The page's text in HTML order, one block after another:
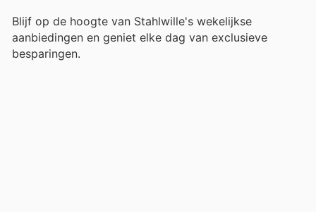
Blijf op de hoogte van Stahlwille's wekelijkse
aanbiedingen en geniet elke dag van exclusieve
besparingen.